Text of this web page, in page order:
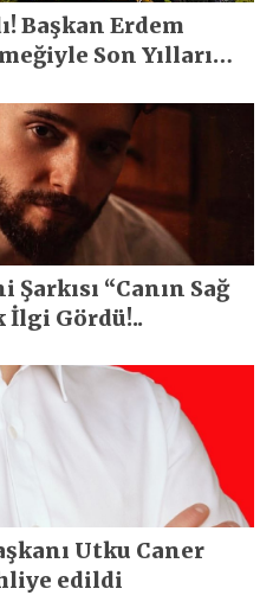
Başkan Erdem
Son Yılların
“Canın Sağ
İlgi Gördü!..
Utku Caner
edildi